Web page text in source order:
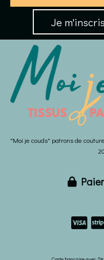
Je
"Moi je couds" patrons de
